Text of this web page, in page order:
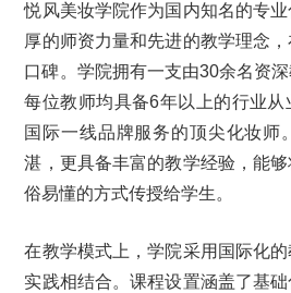
悦风美妆学院作为国内知名的专
厚的师资力量和先进的教学理念
口碑。学院拥有一支由30余名资
每位教师均具备6年以上的行业
国际一线品牌服务的顶尖化妆师
湛，更具备丰富的教学经验，能
俗易懂的方式传授给学生。
在教学模式上，学院采用国际化
实践相结合。课程设置涵盖了基